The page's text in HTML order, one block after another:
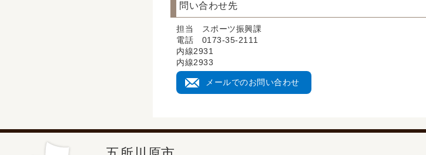
問い合わせ先
担当 スポーツ振興課
電話 0173-35-2111
内線2931
内線2933
メールでのお問い合わせ